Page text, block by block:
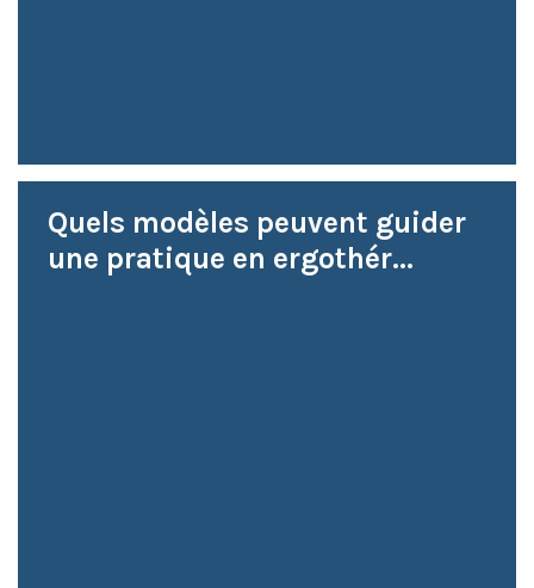
Quels modèles peuvent guider
une pratique en ergothér...